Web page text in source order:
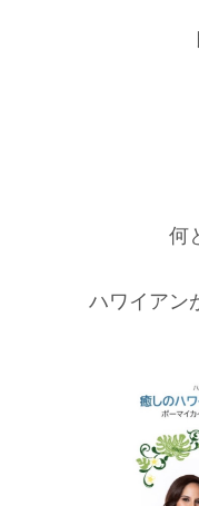
何
ハワイアン